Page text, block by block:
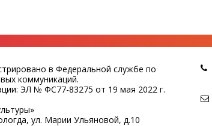
в Федеральной службе по
коммуникаций.
ЭЛ № ФС77-83275 от 19 мая 2022 г.
ул. Марии Ульяновой, д.10